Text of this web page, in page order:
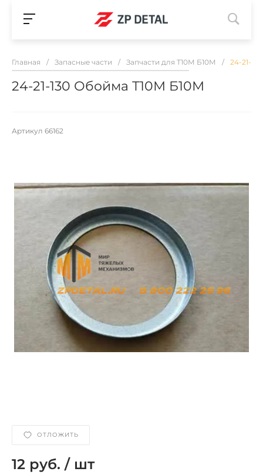
Главная / Запасные части / Запчасти для Т10М Б10М / 24-21-
24-21-130 Обойма Т10М Б10М
Артикул 66162
ОТЛОЖИТЬ
12 руб. / шт